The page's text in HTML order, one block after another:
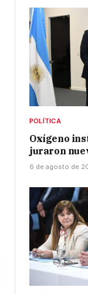
POLÍTICA
Oxígeno
juraron
6 de agosto de